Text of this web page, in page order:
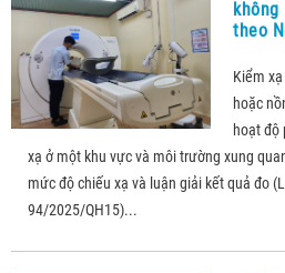
theo
Kiểm
hoặc
hoạt độ
xạ ở một khu vực và môi trường xung
mức độ chiếu xạ và luận giải kết quả đo
94/2025/QH15)...